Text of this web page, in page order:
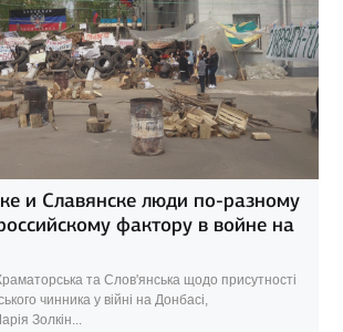
и Славянске люди по-разному
фактору в войне на
та Слов'янська щодо присутності
чинника у війні на Донбасі,
Золкін...